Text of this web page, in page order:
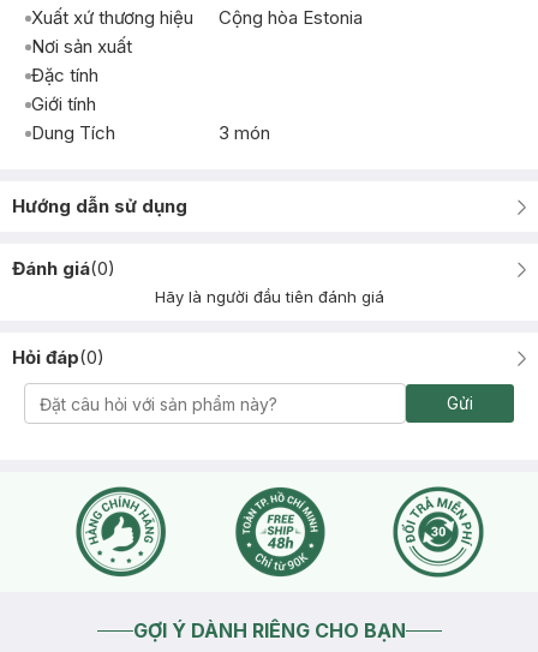
Xuất xứ thương hiệu
Cộng hòa Estonia
Nơi sản xuất
Đặc tính
Giới tính
Dung Tích
3 món
Hướng dẫn sử dụng
Đánh giá(0)
Hãy là người đầu tiên đánh giá
Hỏi đáp(0)
Gửi
GỢI Ý DÀNH RIÊNG CHO BẠN